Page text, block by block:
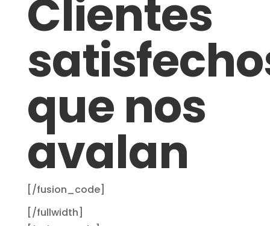
Clientes
que nos
avalan
[/fusion_code]
[/fullwidth]